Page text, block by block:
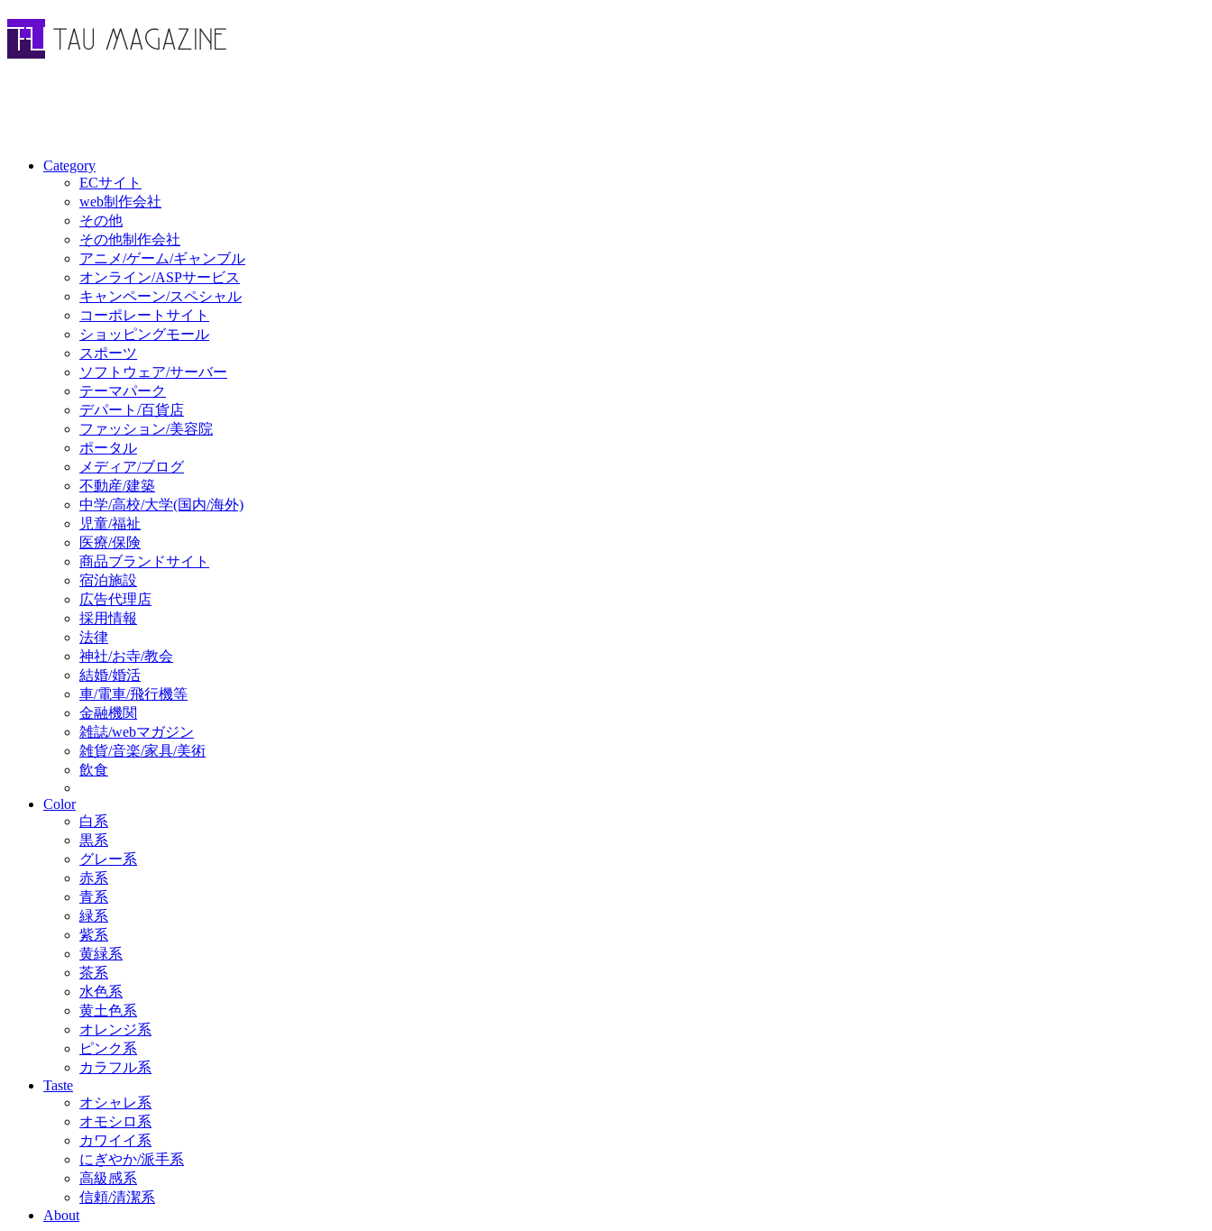
Category
ECサイト
web制作会社
その他
その他制作会社
アニメ/ゲーム/ギャンブル
オンライン/ASPサービス
キャンペーン/スペシャル
コーポレートサイト
ショッピングモール
スポーツ
ソフトウェア/サーバー
テーマパーク
デパート/百貨店
ファッション/美容院
ポータル
メディア/ブログ
不動産/建築
中学/高校/大学(国内/海外)
児童/福祉
医療/保険
商品ブランドサイト
宿泊施設
広告代理店
採用情報
法律
神社/お寺/教会
結婚/婚活
車/電車/飛行機等
金融機関
雑誌/webマガジン
雑貨/音楽/家具/美術
飲食
Color
白系
黒系
グレー系
赤系
青系
緑系
紫系
黄緑系
茶系
水色系
黄土色系
オレンジ系
ピンク系
カラフル系
Taste
オシャレ系
オモシロ系
カワイイ系
にぎやか/派手系
高級感系
信頼/清潔系
About